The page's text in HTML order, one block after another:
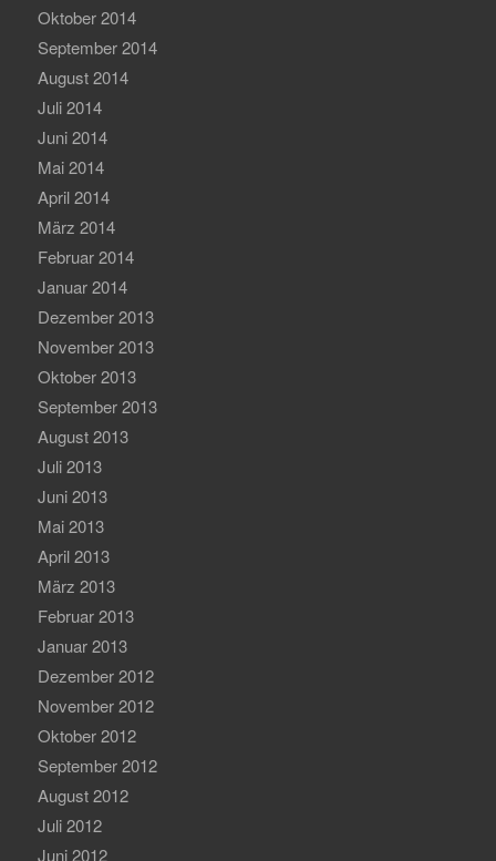
Oktober 2014
September 2014
August 2014
Juli 2014
Juni 2014
Mai 2014
April 2014
März 2014
Februar 2014
Januar 2014
Dezember 2013
November 2013
Oktober 2013
September 2013
August 2013
Juli 2013
Juni 2013
Mai 2013
April 2013
März 2013
Februar 2013
Januar 2013
Dezember 2012
November 2012
Oktober 2012
September 2012
August 2012
Juli 2012
Juni 2012